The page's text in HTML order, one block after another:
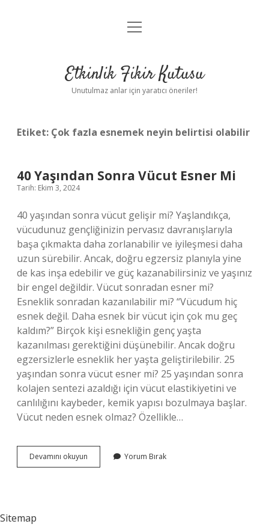
Anasayfa
Yasal Uyarı
menüyü
Etkinlik Fikir Kutusu
Unutulmaz anlar için yaratıcı öneriler!
Etiket: Çok fazla esnemek neyin belirtisi olabilir
40 Yaşından Sonra Vücut Esner Mi
Tarih: Ekim 3, 2024
40 yaşından sonra vücut gelişir mi? Yaşlandıkça,
vücudunuz gençliğinizin pervasız davranışlarıyla
başa çıkmakta daha zorlanabilir ve iyileşmesi daha
uzun sürebilir. Ancak, doğru egzersiz planıyla yine
de kas inşa edebilir ve güç kazanabilirsiniz ve yaşınız
bir engel değildir. Vücut sonradan esner mi?
Esneklik sonradan kazanılabilir mi? “Vücudum hiç
esnek değil. Daha esnek bir vücut için çok mu geç
kaldım?” Birçok kişi esnekliğin genç yaşta
kazanılması gerektiğini düşünebilir. Ancak doğru
egzersizlerle esneklik her yaşta geliştirilebilir. 25
yaşından sonra vücut esner mi? 25 yaşından sonra
kolajen sentezi azaldığı için vücut elastikiyetini ve
canlılığını kaybeder, kemik yapısı bozulmaya başlar.
Vücut neden esnek olmaz? Özellikle…
Devamını okuyun
Yaşından
Yorum Bırak
Sitemap